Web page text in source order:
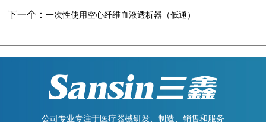
下一个：一次性使用空心纤维血液透析器（低通）
公司专业专注于医疗器械研发、制造、销售和服务